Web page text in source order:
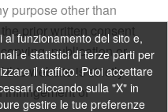
purpose other than
prior written consent
publication or
this website is strictly
infringement of
al funzionamento del sito e,
e statistici di terze parti per
il traffico. Puoi accettare
cliccando sulla "X" in
gestire le tue preferenze